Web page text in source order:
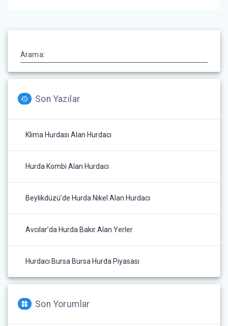
Arama:
Son Yazılar
Klima Hurdası Alan Hurdacı
Hurda Kombi Alan Hurdacı
Beylikdüzü’de Hurda Nikel Alan Hurdacı
Avcılar’da Hurda Bakır Alan Yerler
Hurdacı Bursa Bursa Hurda Piyasası
Son Yorumlar